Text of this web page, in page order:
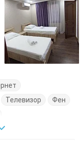
Телевизор
Фен
двуспальная